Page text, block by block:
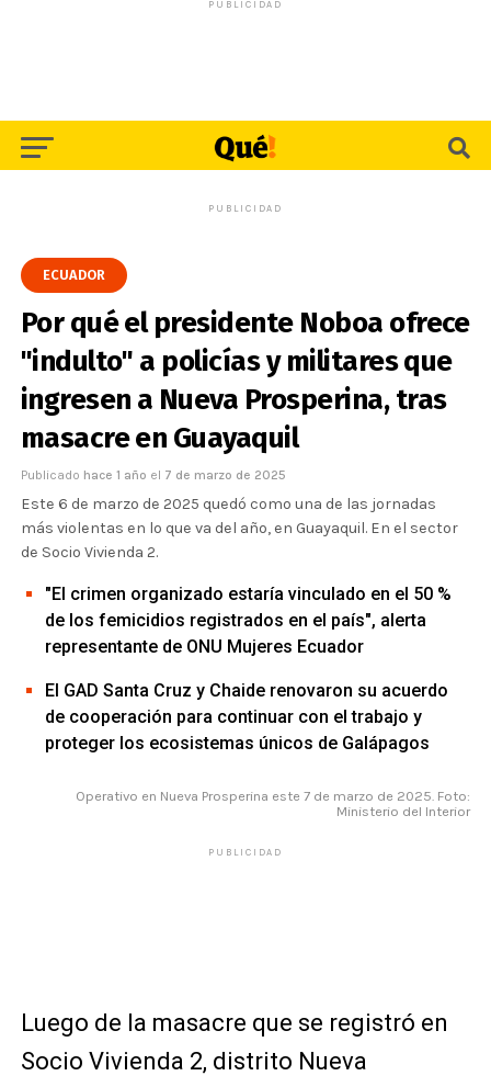
PUBLICIDAD
PUBLICIDAD
ECUADOR
Por qué el presidente Noboa ofrece
"indulto" a policías y militares que
ingresen a Nueva Prosperina, tras
masacre en Guayaquil
Publicado hace 1 año el 7 de marzo de 2025
Este 6 de marzo de 2025 quedó como una de las jornadas
más violentas en lo que va del año, en Guayaquil. En el sector
de Socio Vivienda 2.
"El crimen organizado estaría vinculado en el 50 %
de los femicidios registrados en el país", alerta
representante de ONU Mujeres Ecuador
El GAD Santa Cruz y Chaide renovaron su acuerdo
de cooperación para continuar con el trabajo y
proteger los ecosistemas únicos de Galápagos
Operativo en Nueva Prosperina este 7 de marzo de 2025. Foto:
Ministerio del Interior
PUBLICIDAD
Luego de la masacre que se registró en
Socio Vivienda 2, distrito Nueva